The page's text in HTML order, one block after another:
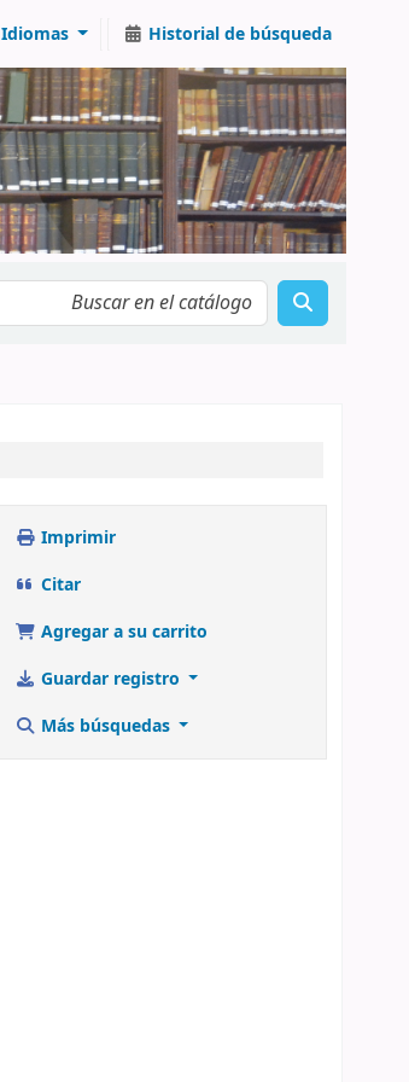
Idiomas Historial de búsqueda
Imprimir
Citar
Agregar a su carrito
Guardar registro
Más búsquedas